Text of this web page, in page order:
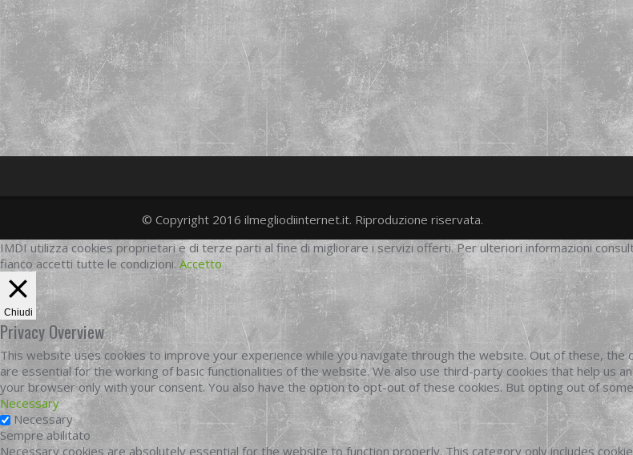
twittergoogleplus
facebook
© Copyright 2016 ilmegliodiinternet.it. Riproduzione riservata.
IMDI utilizza cookies proprietari e di terze parti al fine di migliorare i servizi offerti. Per ulteriori informazioni
fianco accetti tutte le condizioni. Accetto
Chiudi
Privacy Overview
This website uses cookies to improve your experience while you navigate through the website. Out of these,
are essential for the working of basic functionalities of the website. We also use third-party cookies that help us
your browser only with your consent. You also have the option to opt-out of these cookies. But opting out of
Necessary
Necessary
Sempre abilitato
Necessary cookies are absolutely essential for the website to function properly. This category only includes